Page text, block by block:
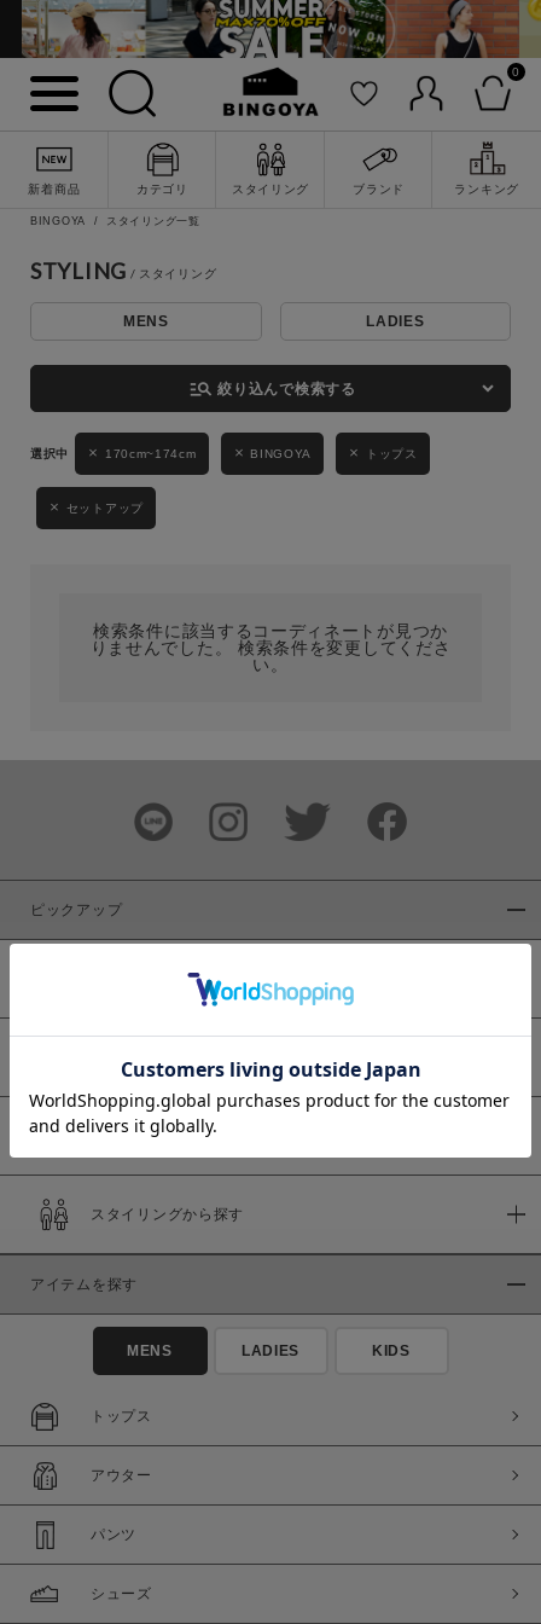
0
新着商品 カテゴリ スタイリング ブランド ランキング
詳細検索
キーワード
性別
MENS LADIES KIDS
ブランド
商品タイプ
通常商品
セール価格
在庫
在庫あり
BINGOYA スタイリング一覧
STYLING
MENS LADIES
manage_search 絞り込んで検索する
170cm~174cm BINGOYA トップス
セットアップ
検索条件に該当するコーディネートが見つか
りませんでした。 検索条件を変更してくださ
い。
ピックアップ
予約商品
スタイリングから探す
アイテムを探す
MENS LADIES KIDS
トップス
アウター
パンツ
シューズ